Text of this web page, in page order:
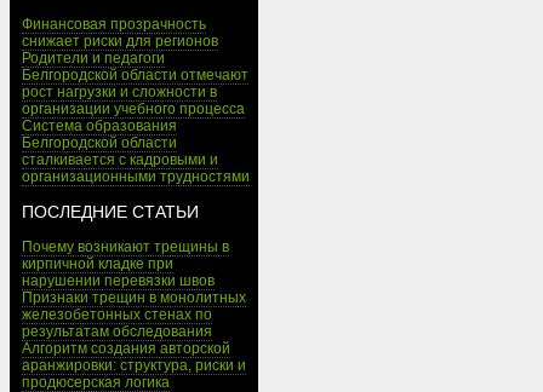
Финансовая прозрачность
снижает риски для регионов
Родители и педагоги
Белгородской области отмечают
рост нагрузки и сложности в
организации учебного процесса
Система образования
Белгородской области
сталкивается с кадровыми и
организационными трудностями
ПОСЛЕДНИЕ СТАТЬИ
Почему возникают трещины в
кирпичной кладке при
нарушении перевязки швов
Признаки трещин в монолитных
железобетонных стенах по
результатам обследования
Алгоритм создания авторской
аранжировки: структура, риски и
продюсерская логика